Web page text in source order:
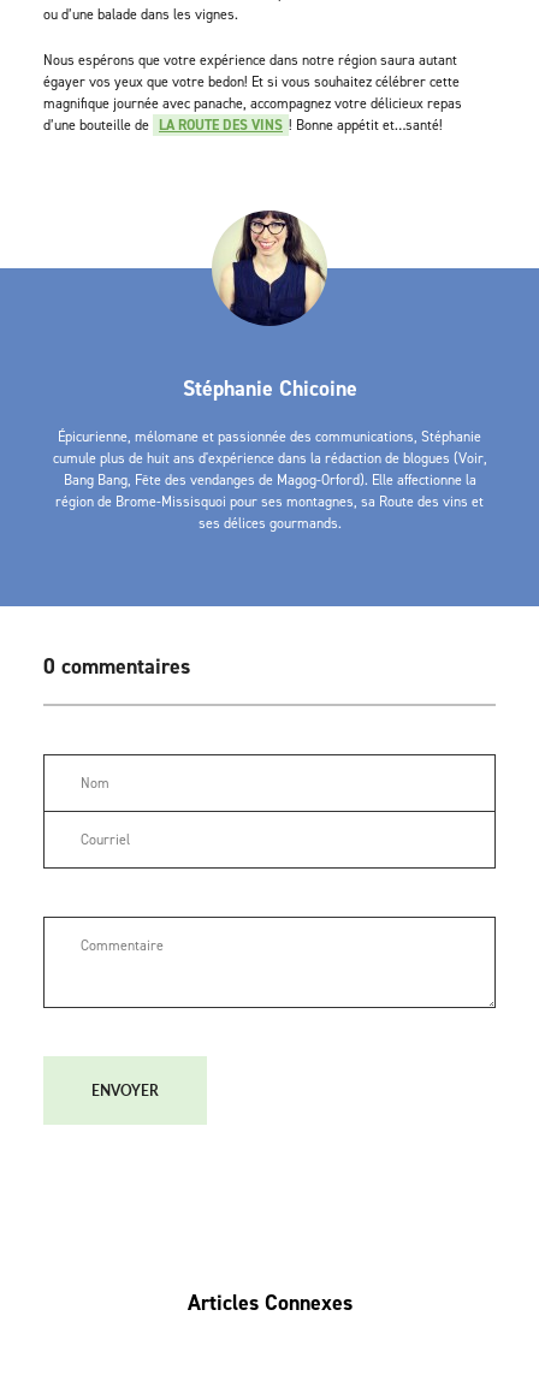
ou d’une balade dans les vignes.
Nous espérons que votre expérience dans notre région saura autant
égayer vos yeux que votre bedon! Et si vous souhaitez célébrer cette
magnifique journée avec panache, accompagnez votre délicieux repas
d’une bouteille de LA ROUTE DES VINS ! Bonne appétit et…santé!
Stéphanie Chicoine
Épicurienne, mélomane et passionnée des communications, Stéphanie
cumule plus de huit ans d'expérience dans la rédaction de blogues (Voir,
Bang Bang, Fête des vendanges de Magog-Orford). Elle affectionne la
région de Brome-Missisquoi pour ses montagnes, sa Route des vins et
ses délices gourmands.
0 commentaires
ENVOYER
Articles Connexes